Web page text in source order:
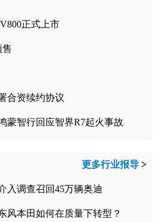
正式上市
合资续约协议
蒙智行回应智界R7起火事故
更多行业报导 >
入调查召回45万辆奥迪
风本田如何在质量下转型？